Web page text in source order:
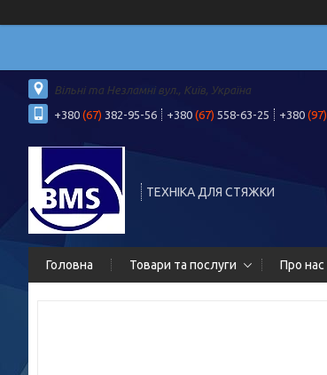
Вільні та Незламні вул., Київ, Україна
+380 (67) 382-95-56 +380 (67) 558-63-25 +380 (97)
ТЕХНІКА ДЛЯ СТЯЖКИ
Головна Товари та послуги Про нас